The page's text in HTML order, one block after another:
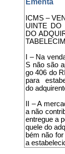
Ementa
ICMS –
UINTE DO
DO
I – Na
S não são
go 406 do
para
do
II – A
a não
entregue a
quele do
bém não
a